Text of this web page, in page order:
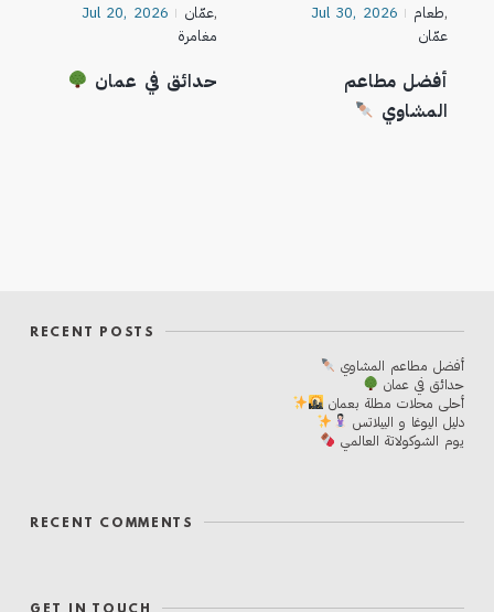
Jul 30, 2026 طعام,
عمّان
أفضل مطاعم
المشاوي
Jul 20, 2026 عمّان,
مغامرة
حدائق في عمان
RECENT POSTS
أفضل مطاعم المشاوي
حدائق في عمان
أحلی محلات مطلة بعمان
دليل اليوغا و البيلاتس
يوم الشوكولاتة العالمي
RECENT COMMENTS